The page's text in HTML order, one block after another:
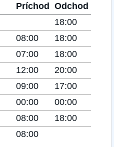
Príchod Odchod
18:00
08:00
18:00
07:00
18:00
12:00
20:00
09:00
17:00
00:00
00:00
08:00
18:00
08:00